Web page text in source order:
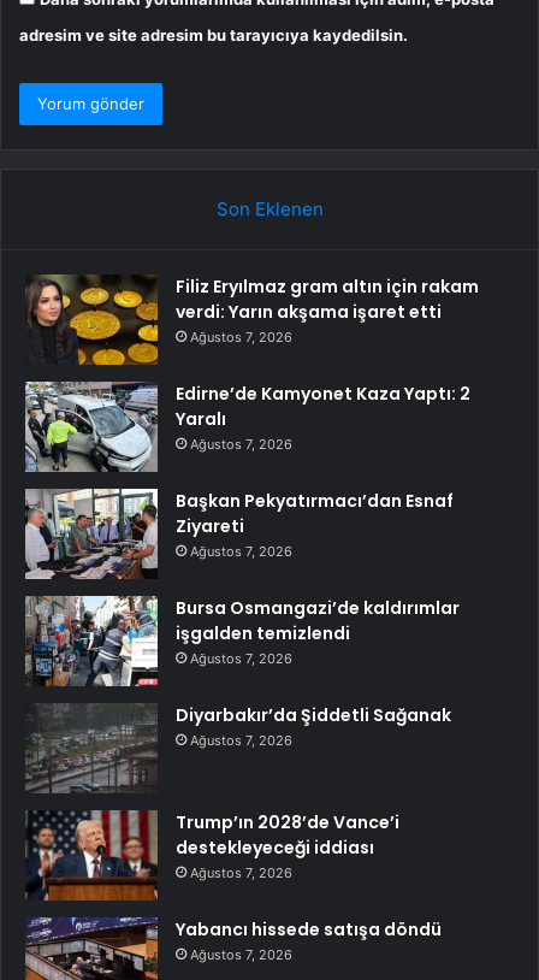
adresim ve site adresim bu tarayıcıya kaydedilsin.
Son Eklenen
Filiz Eryılmaz gram altın için rakam
verdi: Yarın akşama işaret etti
Ağustos 7, 2026
Edirne’de Kamyonet Kaza Yaptı: 2
Yaralı
Ağustos 7, 2026
Başkan Pekyatırmacı’dan Esnaf
Ziyareti
Ağustos 7, 2026
Bursa Osmangazi’de kaldırımlar
işgalden temizlendi
Ağustos 7, 2026
Diyarbakır’da Şiddetli Sağanak
Ağustos 7, 2026
Trump’ın 2028’de Vance’i
destekleyeceği iddiası
Ağustos 7, 2026
Yabancı hissede satışa döndü
Ağustos 7, 2026